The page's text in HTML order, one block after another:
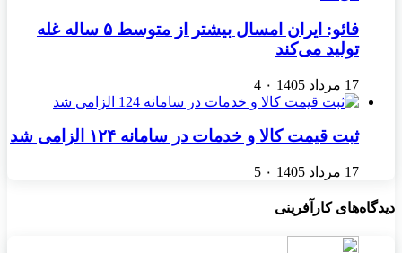
فائو: ایران امسال بیشتر از متوسط ۵ ساله غله
تولید می‌کند
17 مرداد 1405 ۰ 4
ثبت قیمت کالا و خدمات در سامانه ۱۲۴ الزامی شد
17 مرداد 1405 ۰ 5
دیدگاه‌های کارآفرینی